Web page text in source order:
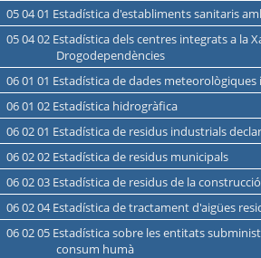
05 04 01 Estadística d'establiments sanitaris
05 04 02 Estadística dels centres integrats a la Xarxa d'Atenció a les
Drogodependències
06 01 01 Estadística de dades
06 01 02 Estadística hidrogràfica
06 02 01 Estadística de residus industrials
06 02 02 Estadística de residus municipals
06 02 03 Estadística de residus de la construcció
06 02 04 Estadística de tractament d'aigües
06 02 05 Estadística sobre les entitats subministradores d'aigua per al
consum humà